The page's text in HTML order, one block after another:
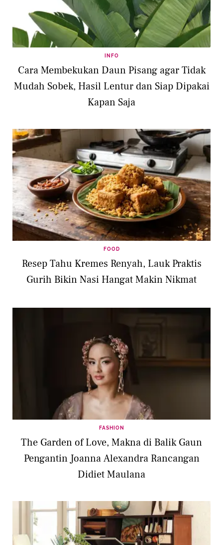
INFO
Cara Membekukan Daun Pisang agar Tidak
Mudah Sobek, Hasil Lentur dan Siap Dipakai
Kapan Saja
FOOD
Resep Tahu Kremes Renyah, Lauk Praktis
Gurih Bikin Nasi Hangat Makin Nikmat
FASHION
The Garden of Love, Makna di Balik Gaun
Pengantin Joanna Alexandra Rancangan
Didiet Maulana